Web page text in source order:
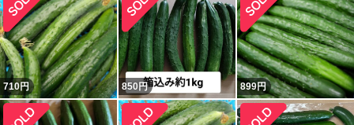
710円 850 円 899円